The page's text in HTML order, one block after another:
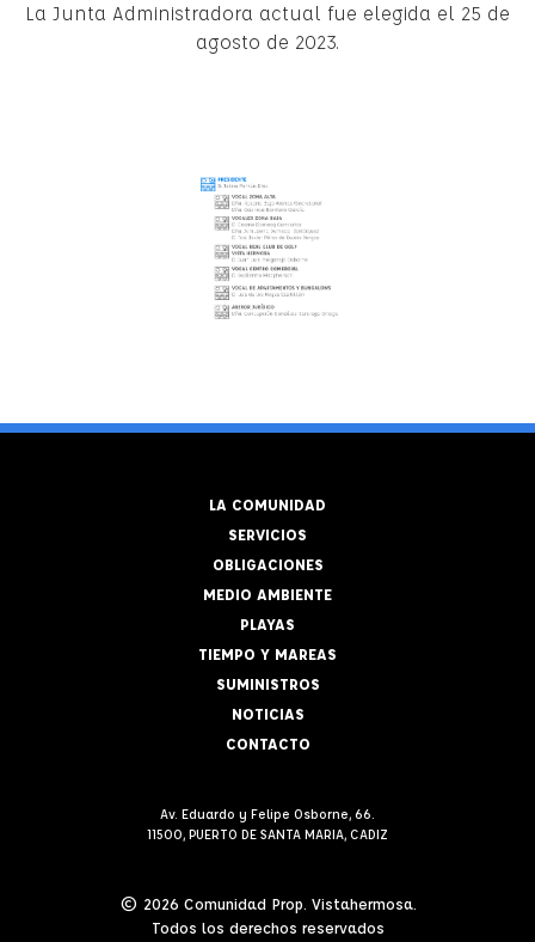
La Junta Administradora actual fue elegida el 25 de
agosto de 2023.
LA COMUNIDAD
SERVICIOS
OBLIGACIONES
MEDIO AMBIENTE
PLAYAS
TIEMPO Y MAREAS
SUMINISTROS
NOTICIAS
CONTACTO
Av. Eduardo y Felipe Osborne, 66.
11500, PUERTO DE SANTA MARIA, CADIZ
© 2026 Comunidad Prop. Vistahermosa.
Todos los derechos reservados